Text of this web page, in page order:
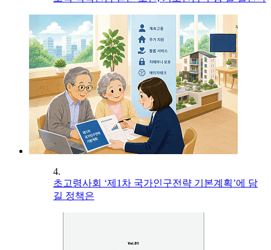
4.
초고령사회 ‘제1차 국가인구전략 기본계획’에 담
길 정책은